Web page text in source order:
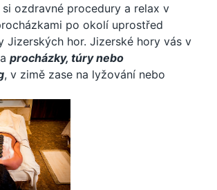
ozdravné procedury a relax v
po okolí uprostřed
Jizerských hor. Jizerské hory vás v
procházky, túry nebo
, v zimě zase na lyžování nebo